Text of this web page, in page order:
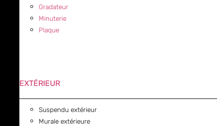
Gradateur
Minuterie
Plaque
EXTÉRIEUR
Suspendu extérieur
Murale extérieure